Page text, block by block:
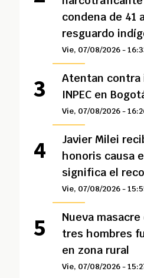
condena de 41
resguardo
Vie, 07/08/2026 -
Atentan contra
INPEC en
Vie, 07/08/2026 -
Javier Milei
honoris causa
significa el
Vie, 07/08/2026 -
Nueva
tres hombres
en zona rural
Vie, 07/08/2026 -